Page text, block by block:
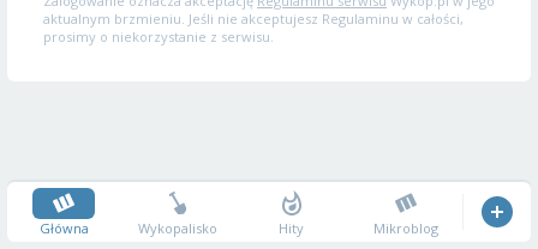
aktualnym brzmieniu. Jeśli nie akceptujesz Regulaminu w całości,
prosimy o niekorzystanie z serwisu.
Główna Wykopalisko Hity Mikroblog